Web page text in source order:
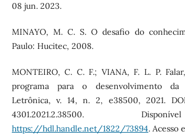
08 jun. 2023.
MINAYO, M. C. S. O desafio do
Paulo: Hucitec, 2008.
MONTEIRO, C. C. F.; VIANA, F. L. P.
programa para o desenvolvimento da
Letrônica, v. 14, n. 2, e38500, 2021.
4301.2021.2.38500.
https://hdl.handle.net/1822/73894. Acesso